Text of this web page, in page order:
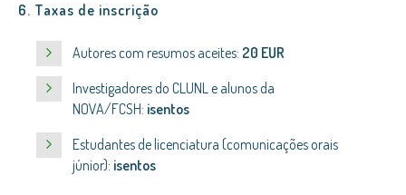
6. Taxas de inscrição
Autores com resumos aceites: 20 EUR
Investigadores do CLUNL e alunos da
NOVA/FCSH: isentos
Estudantes de licenciatura (comunicações orais
júnior): isentos